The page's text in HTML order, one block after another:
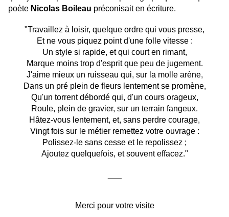
poète Nicolas Boileau préconisait en écriture.
"Travaillez à loisir, quelque ordre qui vous presse,
Et ne vous piquez point d'une folle vitesse :
Un style si rapide, et qui court en rimant,
Marque moins trop d'esprit que peu de jugement.
J'aime mieux un ruisseau qui, sur la molle arène,
Dans un pré plein de fleurs lentement se promène,
Qu'un torrent débordé qui, d'un cours orageux,
Roule, plein de gravier, sur un terrain fangeux.
Hâtez-vous lentement, et, sans perdre courage,
Vingt fois sur le métier remettez votre ouvrage :
Polissez-le sans cesse et le repolissez ;
Ajoutez quelquefois, et souvent effacez."
Merci pour votre visite